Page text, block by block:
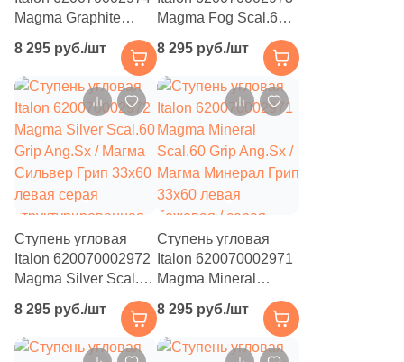
Magma Graphite
Scal.60 Grip Ang.Sx /
Магма Графит Грип
33x60 левая графит
структурированная
под камень
8 295 руб./шт
Magma Fog Scal.60
Grip Ang.Sx / Магма
Фог Грип 33x60
левая серая
структурированная
под камень
8 295 руб./шт
Ступень угловая
Italon 620070002972
Magma Silver Scal.60
Grip Ang.Sx / Магма
Сильвер Грип 33x60
левая серая
структурированная
8 295 руб./шт
Ступень угловая
Italon 620070002971
Magma Mineral
Scal.60 Grip Ang.Sx /
Магма Минерал Грип
33x60 левая
бежевая / серая
8 295 руб./шт